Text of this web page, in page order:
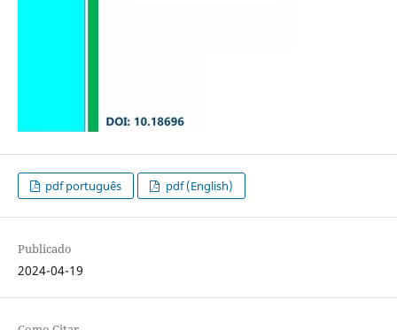
pdf português pdf (English)
Publicado
2024-04-19